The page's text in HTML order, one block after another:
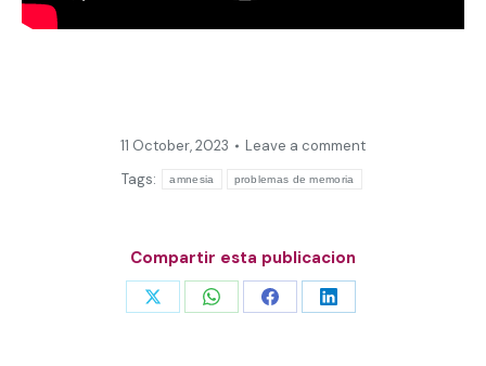
11 October, 2023
Leave a comment
Tags:
amnesia problemas de memoria
Compartir esta publicacion
Share Share Share Share